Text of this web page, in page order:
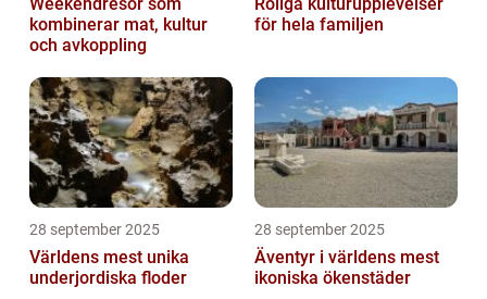
kombinerar mat, kultur
och avkoppling
för hela familjen
28 september 2025
Världens mest unika
underjordiska floder
28 september 2025
Äventyr i världens mest
ikoniska ökenstäder